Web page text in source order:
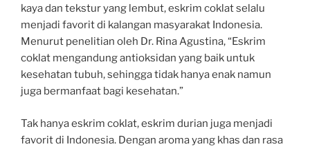
kaya dan tekstur yang lembut, eskrim coklat selalu
menjadi favorit di kalangan masyarakat Indonesia.
Menurut penelitian oleh Dr. Rina Agustina, “Eskrim
coklat mengandung antioksidan yang baik untuk
kesehatan tubuh, sehingga tidak hanya enak namun
juga bermanfaat bagi kesehatan.”
Tak hanya eskrim coklat, eskrim durian juga menjadi
favorit di Indonesia. Dengan aroma yang khas dan rasa